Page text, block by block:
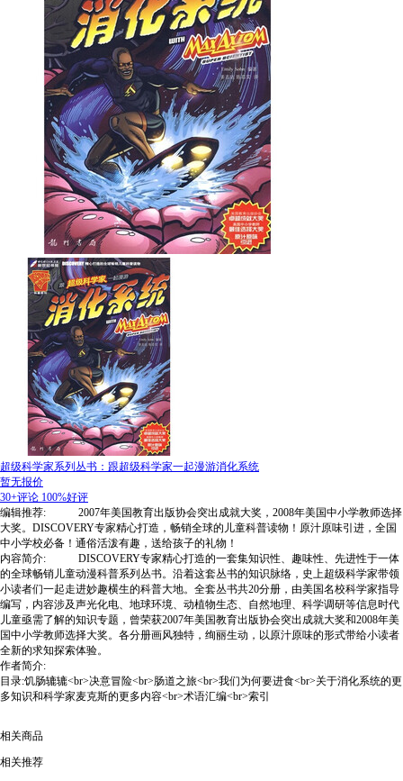
超级科学家系列丛书：跟超级科学家一起漫游消化系统
暂无报价
30+评论 100%好评
编辑推荐: 2007年美国教育出版协会突出成就大奖，2008年美国中小学教师选择
大奖。DISCOVERY专家精心打造，畅销全球的儿童科普读物！原汁原味引进，全国
中小学校必备！通俗活泼有趣，送给孩子的礼物！
内容简介: DISCOVERY专家精心打造的一套集知识性、趣味性、先进性于一体
的全球畅销儿童动漫科普系列丛书。沿着这套丛书的知识脉络，史上超级科学家带领
小读者们一起走进妙趣横生的科普大地。全套丛书共20分册，由美国名校科学家指导
编写，内容涉及声光化电、地球环境、动植物生态、自然地理、科学调研等信息时代
儿童亟需了解的知识专题，曾荣获2007年美国教育出版协会突出成就大奖和2008年美
国中小学教师选择大奖。各分册画风独特，绚丽生动，以原汁原味的形式带给小读者
全新的求知探索体验。
作者简介:
目录:饥肠辘辘<br>决意冒险<br>肠道之旅<br>我们为何要进食<br>关于消化系统的更
多知识和科学家麦克斯的更多内容<br>术语汇编<br>索引
相关商品
相关推荐